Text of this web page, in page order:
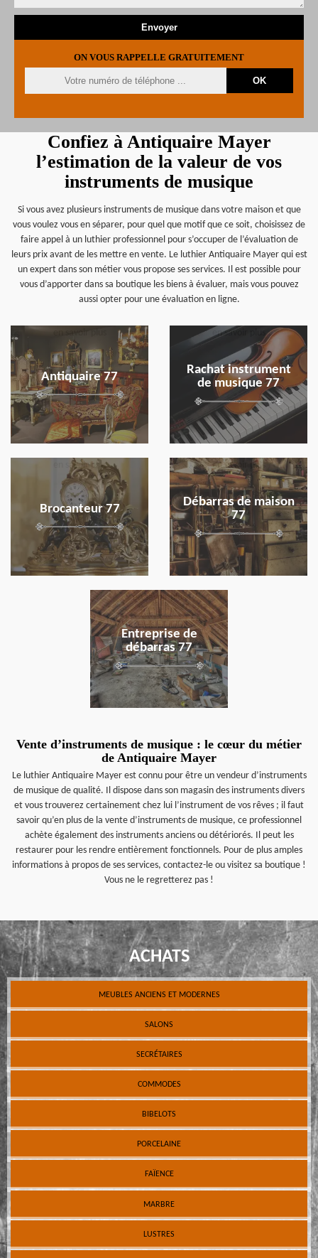
ON VOUS RAPPELLE GRATUITEMENT
Confiez à Antiquaire Mayer
l’estimation de la valeur de vos
instruments de musique
Si vous avez plusieurs instruments de musique dans votre maison et que
vous voulez vous en séparer, pour quel que motif que ce soit, choisissez de
faire appel à un luthier professionnel pour s’occuper de l’évaluation de
leurs prix avant de les mettre en vente. Le luthier Antiquaire Mayer qui est
un expert dans son métier vous propose ses services. Il est possible pour
vous d’apporter dans sa boutique les biens à évaluer, mais vous pouvez
aussi opter pour une évaluation en ligne.
Antiquaire 77
en savoir plus
Rachat instrument
de musique 77
en savoir plus
Brocanteur 77
en savoir plus
Débarras de maison
77
en savoir plus
Entreprise de
débarras 77
en savoir plus
Vente d’instruments de musique : le cœur du métier
de Antiquaire Mayer
Le luthier Antiquaire Mayer est connu pour être un vendeur d’instruments
de musique de qualité. Il dispose dans son magasin des instruments divers
et vous trouverez certainement chez lui l’instrument de vos rêves ; il faut
savoir qu’en plus de la vente d’instruments de musique, ce professionnel
achète également des instruments anciens ou détériorés. Il peut les
restaurer pour les rendre entièrement fonctionnels. Pour de plus amples
informations à propos de ses services, contactez-le ou visitez sa boutique !
Vous ne le regretterez pas !
ACHATS
MEUBLES ANCIENS ET MODERNES
SALONS
SECRÉTAIRES
COMMODES
BIBELOTS
PORCELAINE
FAÏENCE
MARBRE
LUSTRES